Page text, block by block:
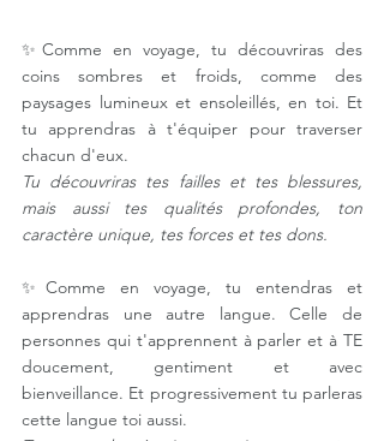
✨Comme en voyage, tu découvriras des
coins sombres et froids, comme des
paysages lumineux et ensoleillés, en toi. Et
tu apprendras à t'équiper pour traverser
chacun d'eux. ⠀
Tu découvriras tes failles et tes blessures,
mais aussi tes qualités profondes, ton
caractère unique, tes forces et tes dons.
✨Comme en voyage, tu entendras et
apprendras une autre langue. Celle de
personnes qui t'apprennent à parler et à TE
doucement, gentiment et avec
bienveillance. Et progressivement tu parleras
cette langue toi aussi. ⠀